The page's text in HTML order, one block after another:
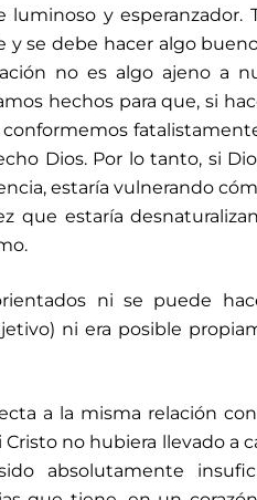
y esperanzador.
y se debe hacer algo
no es algo ajeno a
hechos para que, si
conformemos
Dios. Por lo tanto, si
estaría vulnerando
que estaría
ni se puede
ni era posible
a la misma relación
no hubiera llevado a
absolutamente